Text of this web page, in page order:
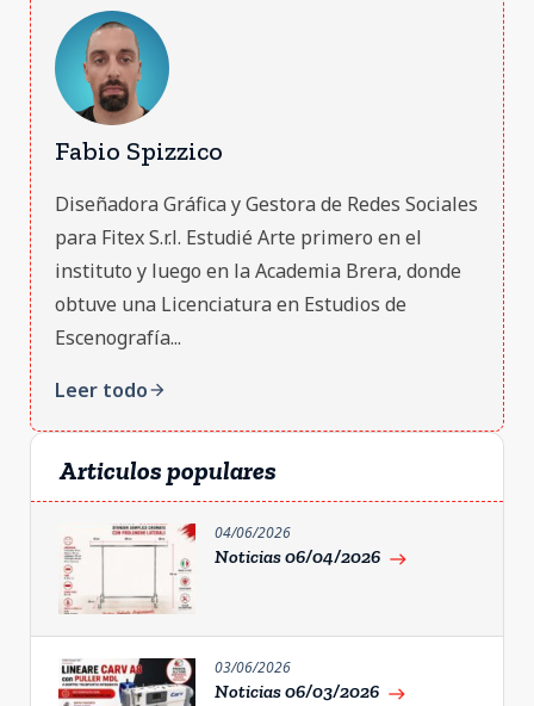
Fabio Spizzico
Diseñadora Gráfica y Gestora de Redes Sociales
para Fitex S.r.l. Estudié Arte primero en el
instituto y luego en la Academia Brera, donde
obtuve una Licenciatura en Estudios de
Escenografía...
Leer todoarrow_forward
Articulos populares
04/06/2026
Noticias 06/04/2026 east
03/06/2026
Noticias 06/03/2026 east